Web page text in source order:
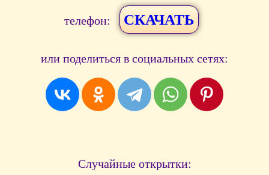
телефон: СКАЧАТЬ
или поделиться в социальных сетях:
Случайные открытки: